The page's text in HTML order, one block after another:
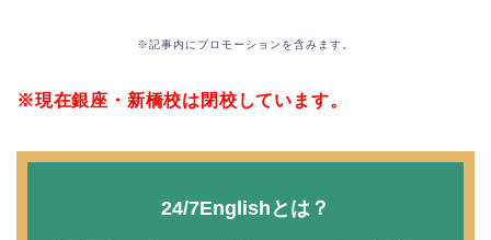
※記事内にプロモーションを含みます。
※現在銀座・新橋校は閉校しています。
24/7Englishとは？